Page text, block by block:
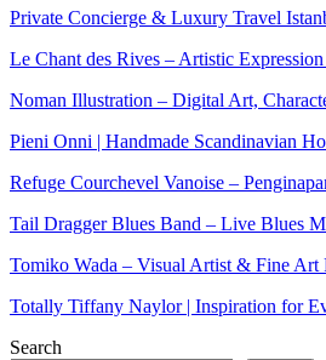
Private Concierge & Luxury Travel
Le Chant des Rives – Artistic
Noman Illustration – Digital Art,
Pieni Onni | Handmade Scandinavian
Refuge Courchevel Vanoise –
Tail Dragger Blues Band – Live Blues
Tomiko Wada – Visual Artist & Fine Art
Totally Tiffany Naylor | Inspiration for
Search